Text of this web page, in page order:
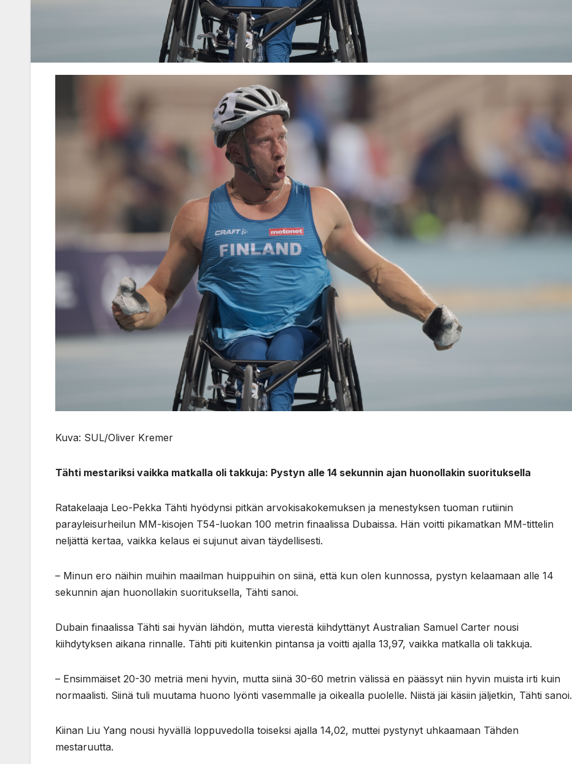
Kuva: SUL/Oliver Kremer
Tähti mestariksi vaikka matkalla oli takkuja: Pystyn alle 14 sekunnin ajan huonollakin suorituksella
Ratakelaaja Leo-Pekka Tähti hyödynsi pitkän arvokisakokemuksen ja menestyksen tuoman rutiinin
parayleisurheilun MM-kisojen T54-luokan 100 metrin finaalissa Dubaissa. Hän voitti pikamatkan MM-tittelin
neljättä kertaa, vaikka kelaus ei sujunut aivan täydellisesti.
– Minun ero näihin muihin maailman huippuihin on siinä, että kun olen kunnossa, pystyn kelaamaan alle 14
sekunnin ajan huonollakin suorituksella, Tähti sanoi.
Dubain finaalissa Tähti sai hyvän lähdön, mutta vierestä kiihdyttänyt Australian Samuel Carter nousi
kiihdytyksen aikana rinnalle. Tähti piti kuitenkin pintansa ja voitti ajalla 13,97, vaikka matkalla oli takkuja.
– Ensimmäiset 20-30 metriä meni hyvin, mutta siinä 30-60 metrin välissä en päässyt niin hyvin muista irti kuin
normaalisti. Siinä tuli muutama huono lyönti vasemmalle ja oikealla puolelle. Niistä jäi käsiin jäljetkin, Tähti sanoi.
Kiinan Liu Yang nousi hyvällä loppuvedolla toiseksi ajalla 14,02, muttei pystynyt uhkaamaan Tähden
mestaruutta.